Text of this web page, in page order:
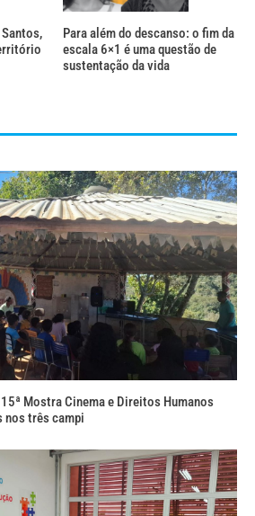
Para além do descanso: o fim da
escala 6×1 é uma questão de
sustentação da vida
Mostra Cinema e Direitos Humanos
nos três campi